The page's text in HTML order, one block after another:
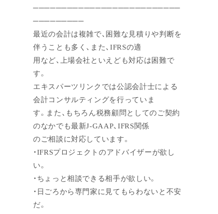
──────────────────────────
─────────
最近の会計は複雑で、困難な見積りや判断を
伴うことも多く、また、IFRSの適
用など、上場会社といえども対応は困難で
す。
エキスパーツリンクでは公認会計士による
会計コンサルティングを行っていま
す。また、もちろん税務顧問としてのご契約
のなかでも最新J-GAAP、IFRS関係
のご相談に対応しています。
・IFRSプロジェクトのアドバイザーが欲し
い。
・ちょっと相談できる相手が欲しい。
・日ごろから専門家に見てもらわないと不安
だ。